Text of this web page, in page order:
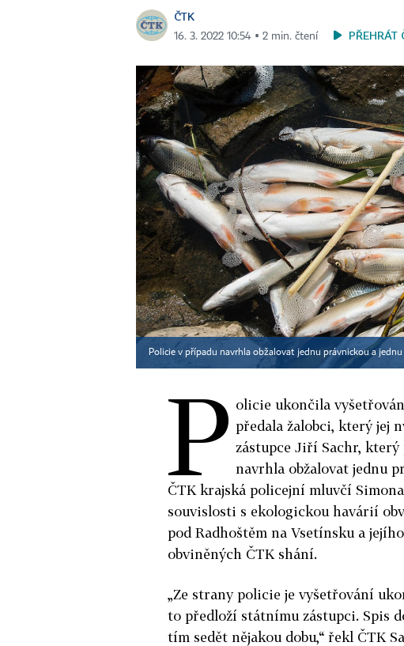
ČTK
16. 3. 2022 10:54 ▪ 2 min. čtení PŘEHRÁT
Policie v případu navrhla obžalovat jednu právnickou a
P olicie ukončila
předala žalobci, který jej
zástupce Jiří Sachr,
navrhla obžalovat jednu
ČTK krajská policejní mluvčí
souvislosti s ekologickou havárií
pod Radhoštěm na Vsetínsku a
obviněných ČTK shání.
„Ze strany policie je vyšetřování
to předloží státnímu zástupci. Spis
tím sedět nějakou dobu,“ řekl ČTK